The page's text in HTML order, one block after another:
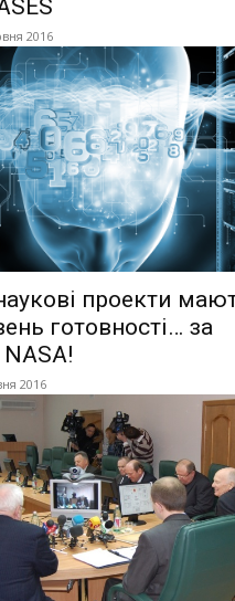
2016
проекти
готовності… за
2016